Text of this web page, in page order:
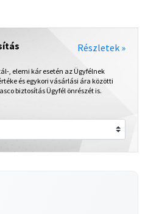
Részletek »
, elemi kár esetén az Ügyfélnek
és egykori vásárlási ára közötti
biztosítás Ügyfél önrészét is.